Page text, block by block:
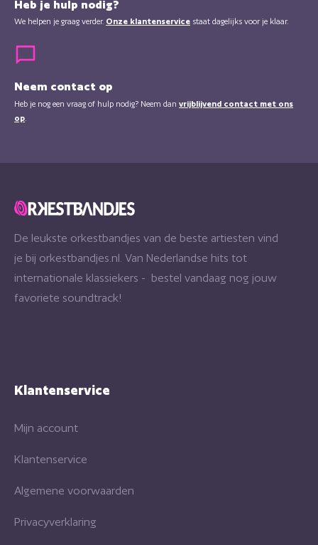
Heb je hulp nodig?
We helpen je graag verder. Onze klantenservice staat dagelijks voor je klaar.
Neem contact op
Heb je nog een vraag of hulp nodig? Neem dan vrijblijvend contact met ons
op.
De leukste orkestbandjes van de beste artiesten vind
je bij orkestbandjes.nl. Van Nederlandse hits tot
internationale klassiekers - bestel vandaag nog jouw
favoriete soundtrack!
Klantenservice
Mijn account
Klantenservice
Algemene voorwaarden
Privacyverklaring